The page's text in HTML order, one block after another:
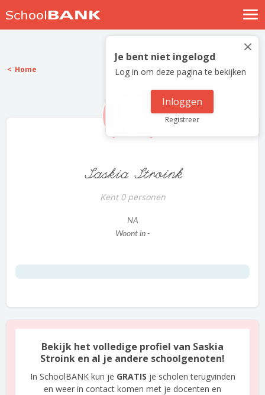
Nostalgische verhalen
Log in
Meld je gratis aan
×
Je bent niet ingelogd
Log in om deze pagina te bekijken
Inloggen
Registreer
Home
Saskia Stroink
Kent 0 personen
NA
Woont in -
Bekijk het volledige profiel van Saskia
Stroink en al je andere schoolgenoten!
In SchoolBANK kun je GRATIS je scholen terugvinden
en weer in contact komen met je docenten en